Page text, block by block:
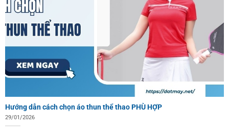
Hướng dẫn cách chọn áo thun thể thao PHÙ HỢP
29/01/2026